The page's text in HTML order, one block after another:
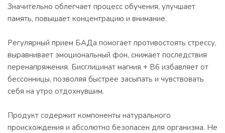
Значительно облегчает процесс обучения, улучшает
память, повышает концентрацию и внимание.
Регулярный прием БАДа помогает противостоять стрессу,
выравнивает эмоциональный фон, снижает последствия
перенапряжения. Бисглицинат магния + B6 избавляет от
бессонницы, позволяя быстрее засыпать и чувствовать
себя на утро отдохнувшим.
Продукт содержит компоненты натурального
происхождения и абсолютно безопасен для организма. Не